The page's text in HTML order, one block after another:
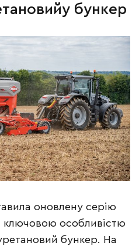
бункер
оновлену серію
ключовою особливістю
бункер. На